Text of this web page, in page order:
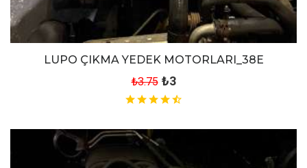
LUPO ÇIKMA YEDEK MOTORLARI_38E
₺3.75 ₺3